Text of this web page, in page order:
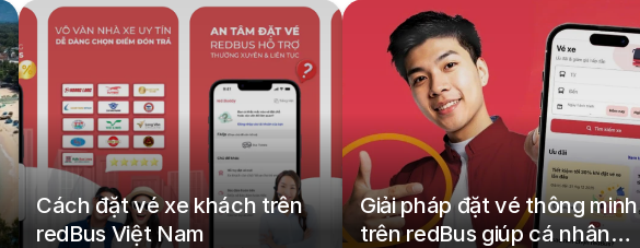
Cách đặt vé xe khách trên
redBus Việt Nam
Giải pháp đặt vé thông minh
trên redBus giúp cá nhân